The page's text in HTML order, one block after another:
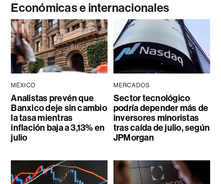
Económicas e internacionales
MÉXICO
Analistas prevén que
Banxico deje sin cambio
la tasa mientras
inflación baja a 3,13% en
julio
MERCADOS
Sector tecnológico
podría depender más de
inversores minoristas
tras caída de julio, según
JPMorgan